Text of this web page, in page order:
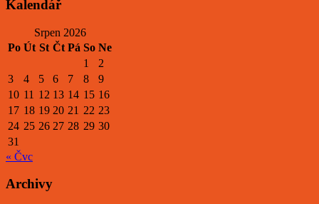
Kalendář
Srpen 2026
Po Út St Čt Pá So Ne
1
2
3
4 5 6 7 8
9
10 11 12 13 14 15 16
17 18 19 20 21 22 23
24 25 26 27 28 29 30
31
« Čvc
Archivy